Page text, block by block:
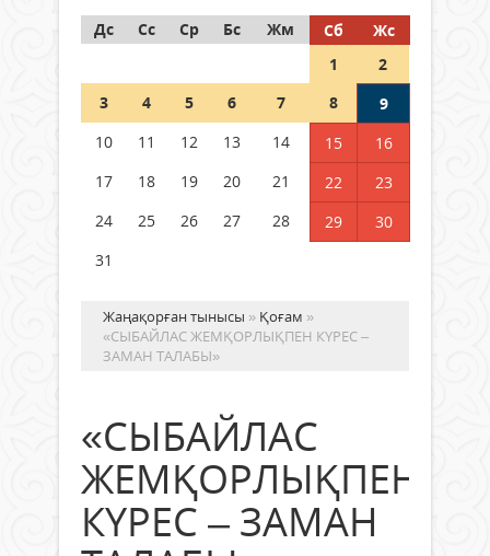
05 тамыз 2026 ж. 155
Шетелде жүрген Қазақстан
азаматтары қалай дауыс бере
Дс
Сс Ср Бс Жм Сб
Жс
1
2
3
4 5 6 7 8
9
10
11 12 13 14 15
16
17
18 19 20 21 22
23
24
25 26 27 28 29
30
31
Жаңақорған тынысы » Қоғам »
«СЫБАЙЛАС ЖЕМҚОРЛЫҚПЕН КҮРЕС –
ЗАМАН ТАЛАБЫ»
«СЫБАЙЛАС
ЖЕМҚОРЛЫҚПЕН
КҮРЕС – ЗАМАН